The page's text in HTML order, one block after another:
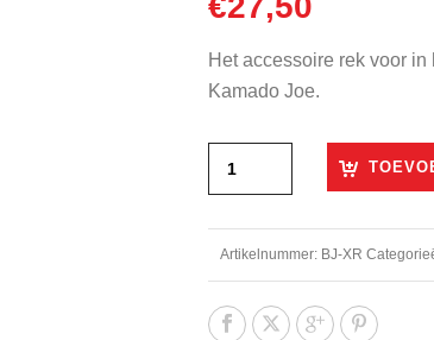
Het accessoire rek voor
Kamado Joe.
Artikelnummer: BJ-XR